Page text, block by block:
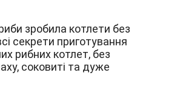
зробила котлети без
секрети приготування
рибних котлет, без
соковиті та дуже